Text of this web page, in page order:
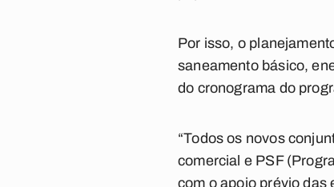
Por isso, o
saneamento básico,
do cronograma do
“Todos os novos
comercial e PSF
com o apoio prévio das